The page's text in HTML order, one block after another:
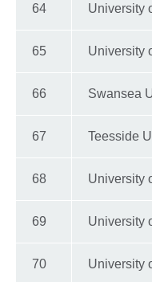
64 University
65 University
66 Swansea
67 Teesside
68 University
69 University
70 University